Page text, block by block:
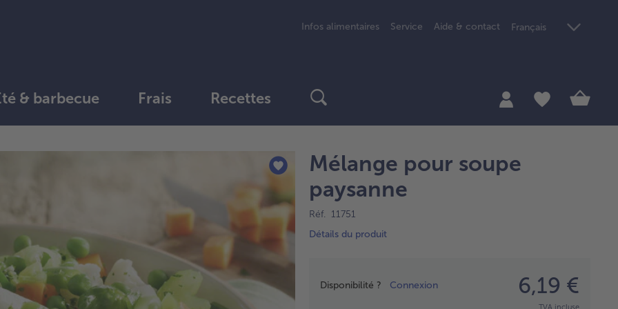
Infos alimentaires Service Aide & contact Français
& barbecue Frais Recettes
Mélange pour soupe
paysanne
Réf. 11751
Détails du produit
Disponibilité ? Connexion 6,19 €
TVA incluse